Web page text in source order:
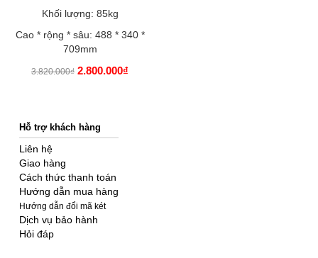
Khối lượng: 85kg
Cao * rộng * sâu: 488 * 340 *
709mm
3.820.000₫ 2.800.000₫
Hỗ trợ khách hàng
Liên hệ
Giao hàng
Cách thức thanh toán
Hướng dẫn mua hàng
Hướng dẫn đổi mã két
Dịch vụ bảo hành
Hỏi đáp